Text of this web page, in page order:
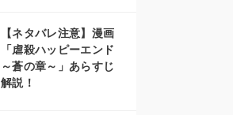
【ネタバレ注意】漫画
「虐殺ハッピーエンド
～蒼の章～」あらすじ
解説！